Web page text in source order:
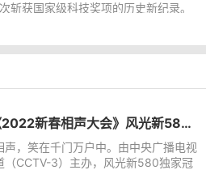
斩获国家级科技奖项的历史新纪录。
独家冠名《2022新春相声大会》风光新580虎年送来欢乐盛宴
声，笑在千门万户中。由中央广播电视
（CCTV-3）主办，风光新580独家冠